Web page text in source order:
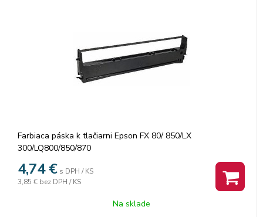
Farbiaca páska k tlačiarni Epson FX 80/ 850/LX
300/LQ800/850/870
4,74 € s DPH / KS
3,85 € bez DPH / KS
Na sklade